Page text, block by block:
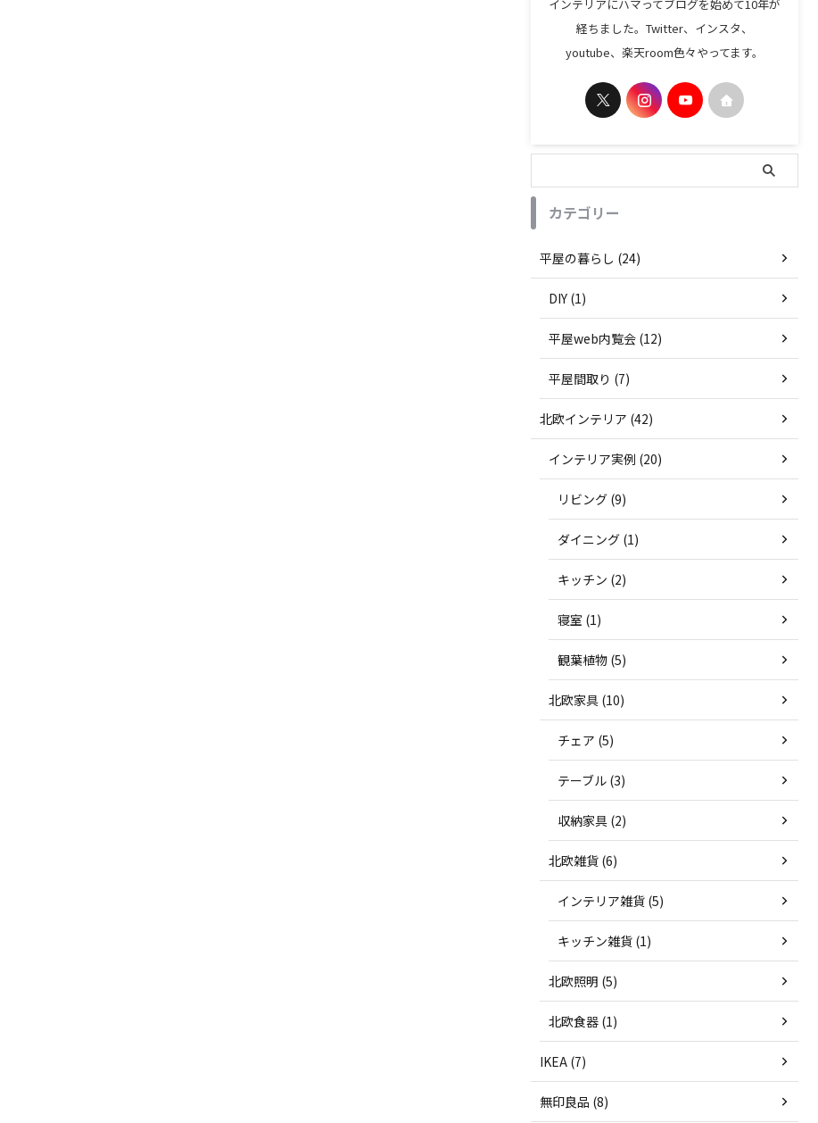
インテリアにハマってブログを始めて10年が
経ちました。Twitter、インスタ、
youtube、楽天room色々やってます。
カテゴリー
平屋の暮らし (24)
DIY (1)
平屋web内覧会 (12)
平屋間取り (7)
北欧インテリア (42)
インテリア実例 (20)
リビング (9)
ダイニング (1)
キッチン (2)
寝室 (1)
観葉植物 (5)
北欧家具 (10)
チェア (5)
テーブル (3)
収納家具 (2)
北欧雑貨 (6)
インテリア雑貨 (5)
キッチン雑貨 (1)
北欧照明 (5)
北欧食器 (1)
IKEA (7)
無印良品 (8)